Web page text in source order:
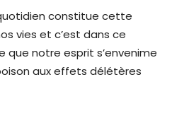
constitue cette
vies et c’est dans ce
que notre esprit s’envenime
aux effets délétères